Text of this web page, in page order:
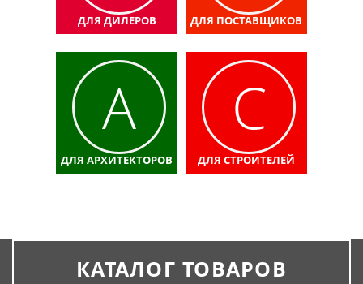
ДЛЯ ДИЛЕРОВ ДЛЯ ПОСТАВЩИКОВ
ДЛЯ АРХИТЕКТОРОВ
А
ДЛЯ СТРОИТЕЛЕЙ
С
КАТАЛОГ ТОВАРОВ